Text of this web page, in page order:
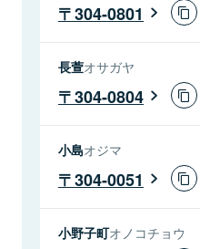
304-0801
長萱オサガヤ
304-0804
小島オジマ
304-0051
小野子町オノコチョウ